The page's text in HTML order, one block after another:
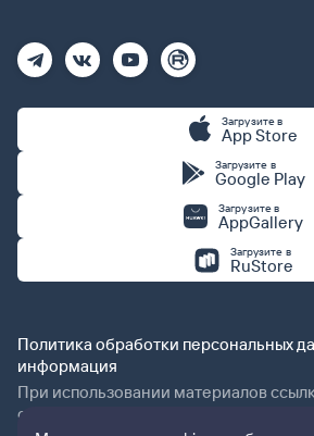
Загрузите в
App Store
Загрузите в
Google Play
Загрузите в
AppGallery
Загрузите в
RuStore
Политика обработки персональных
информация
При использовании материалов
обязательна.